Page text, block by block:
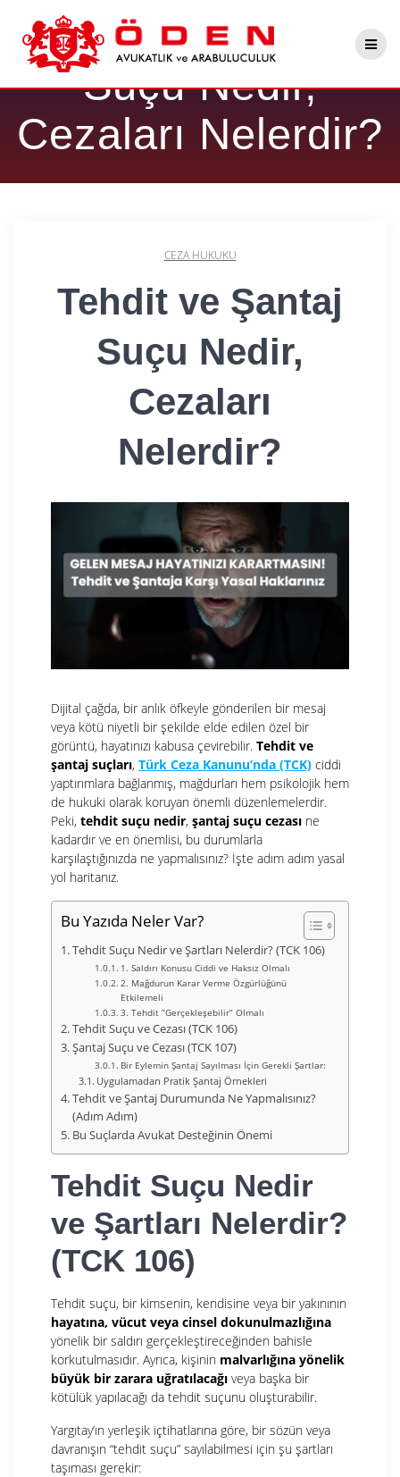
to
content
Tehdit ve Şantaj
Suçu Nedir,
Cezaları Nelerdir?
CEZA HUKUKU
Tehdit ve Şantaj
Suçu Nedir,
Cezaları
Nelerdir?
Dijital çağda, bir anlık öfkeyle gönderilen bir mesaj
veya kötü niyetli bir şekilde elde edilen özel bir
görüntü, hayatınızı kabusa çevirebilir. Tehdit ve
şantaj suçları, Türk Ceza Kanunu’nda (TCK) ciddi
yaptırımlara bağlanmış, mağdurları hem psikolojik hem
de hukuki olarak koruyan önemli düzenlemelerdir.
Peki, tehdit suçu nedir, şantaj suçu cezası ne
kadardır ve en önemlisi, bu durumlarla
karşılaştığınızda ne yapmalısınız? İşte adım adım yasal
yol haritanız.
Bu Yazıda Neler Var?
Tehdit Suçu Nedir ve Şartları Nelerdir? (TCK 106)
1. Saldırı Konusu Ciddi ve Haksız Olmalı
2. Mağdurun Karar Verme Özgürlüğünü
Etkilemeli
3. Tehdit “Gerçekleşebilir” Olmalı
Tehdit Suçu ve Cezası (TCK 106)
Şantaj Suçu ve Cezası (TCK 107)
Bir Eylemin Şantaj Sayılması İçin Gerekli Şartlar:
Uygulamadan Pratik Şantaj Örnekleri
Tehdit ve Şantaj Durumunda Ne Yapmalısınız?
(Adım Adım)
Bu Suçlarda Avukat Desteğinin Önemi
Tehdit Suçu Nedir
ve Şartları Nelerdir?
(TCK 106)
Tehdit suçu, bir kimsenin, kendisine veya bir yakınının
hayatına, vücut veya cinsel dokunulmazlığına
yönelik bir saldırı gerçekleştireceğinden bahisle
korkutulmasıdır. Ayrıca, kişinin malvarlığına yönelik
büyük bir zarara uğratılacağı veya başka bir
kötülük yapılacağı da tehdit suçunu oluşturabilir.
Yargıtay’ın yerleşik içtihatlarına göre, bir sözün veya
davranışın “tehdit suçu” sayılabilmesi için şu şartları
taşıması gerekir: